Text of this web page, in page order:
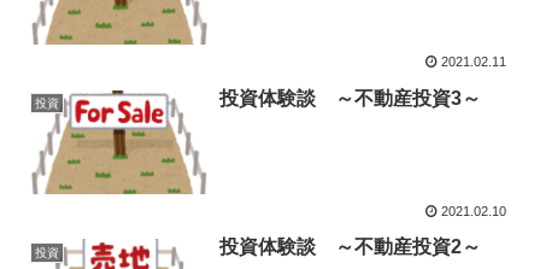
2021.02.11
投資 投資体験談 ～不動産投資3～
2021.02.10
投資 投資体験談 ～不動産投資2～